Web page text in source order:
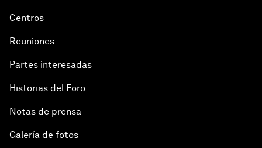
Centros
Reuniones
Partes interesadas
Historias del Foro
Notas de prensa
Galería de fotos